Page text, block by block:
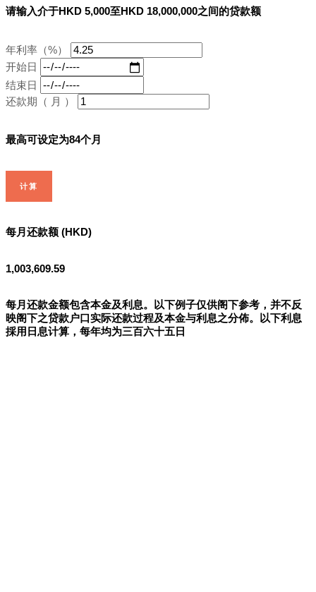
请输入介于HKD 5,000至HKD 18,000,000之间的贷款额
年利率（%）
开始日
结束日
还款期（ 月 ）
最高可设定为84个月
计算
每月还款额 (HKD)
1,003,609.59
每月还款金额包含本金及利息。以下例子仅供阁下参考，并不反
映阁下之贷款户口实际还款过程及本金与利息之分佈。以下利息
採用日息计算，每年均为三百六十五日